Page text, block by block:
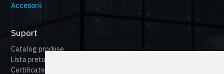
Accesorii
Suport
Catalog produse
Lista preturi
Certificate